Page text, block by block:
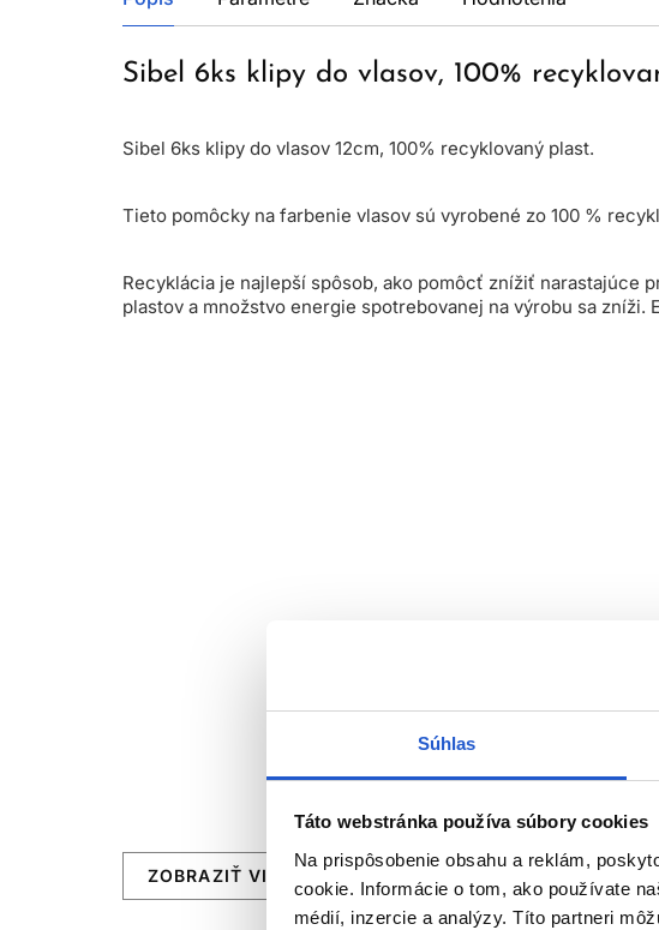
Súhlas
Táto webstránka používa súbory cookies
Na prispôsobenie obsahu a reklám,
cookie. Informácie o tom, ako používate
médií, inzercie a analýzy. Títo partneri
Sibel 6ks klipy do vlasov, 100%
Sibel 6ks klipy do vlasov 12cm, 100% recyklovaný plast.
Tieto pomôcky na farbenie vlasov sú vyrobené zo 100 %
Recyklácia je najlepší spôsob, ako pomôcť znížiť narastajúce
plastov a množstvo energie spotrebovanej na výrobu sa zníži.
ZOBRAZIŤ VIAC